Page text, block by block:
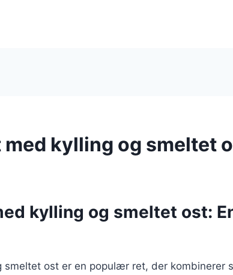
kylling og smeltet
kylling og smeltet ost:
smeltet ost er en populær ret, der kombinerer